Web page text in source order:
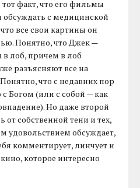
факт, что его фильмы
обсуждать с медицинской
все свои картины он
Понятно, что Джек —
в лоб, причем в лоб
разъясняют все на
что с недавних пор
с Богом (или с собой — как
Но даже второй
собственной тени и тех,
удовольствием обсуждает,
комментирует, линчует и
которое интересно